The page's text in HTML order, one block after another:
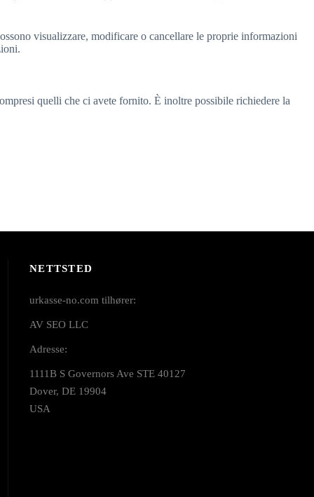
visualizzare, modificare o cancellare le proprie informazioni
quelli che ci avete fornito. È inoltre possibile richiedere la
NETTSTED
urkasse-no.com tilhører:
AV SEO LLC
Adresse:
1111B S Governors Ave STE 40127
Dover, DE 19904
USA